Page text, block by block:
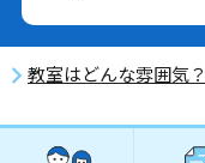
教室はどんな雰囲気